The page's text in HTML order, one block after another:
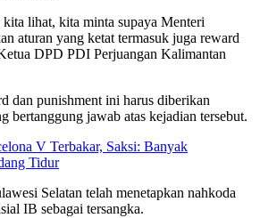
lihat, kita minta supaya Menteri
aturan yang ketat termasuk juga reward
DPD PDI Perjuangan Kalimantan
dan punishment ini harus diberikan
bertanggung jawab atas kejadian tersebut.
V Terbakar, Saksi: Banyak
Tidur
Selatan telah menetapkan nahkoda
IB sebagai tersangka.